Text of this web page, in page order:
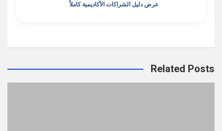
عرض دليل الشراكات الأكاديمية كاملاً
Related Posts